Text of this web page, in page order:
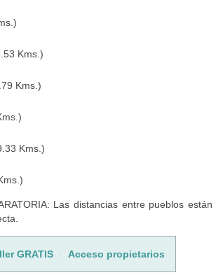
Kms.)
Kms.)
Kms.)
Las distancias entre pueblos están
GRATIS Acceso propietarios